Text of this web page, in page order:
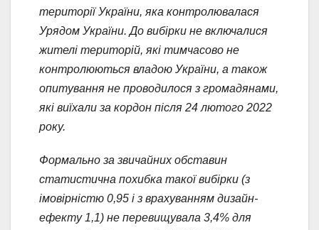
території України, яка контролювалася
Урядом України. До вибірки не включалися
жителі територій, які тимчасово не
контролюються владою України, а також
опитування не проводилося з громадянами,
які виїхали за кордон після 24 лютого 2022
року.
Формально за звичайних обставин
статистична похибка такої вибірки (з
імовірністю 0,95 і з врахуванням дизайн-
ефекту 1,1) не перевищувала 3,4% для